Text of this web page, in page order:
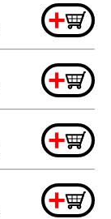
+
+
+
+